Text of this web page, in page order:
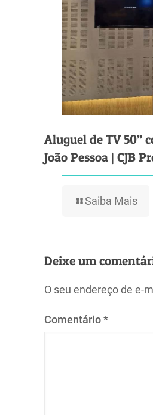
Aluguel de TV 50”
João Pessoa | CJB
Saiba Mais
Deixe um
O seu endereço de e-
Comentário*